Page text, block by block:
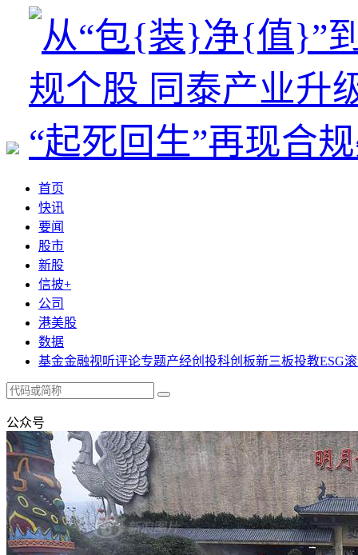
首页
快讯
要闻
股市
新股
信披+
公司
港美股
数据
基金金融视听评论专题产经创投科创板新三板投教ESG
公众号